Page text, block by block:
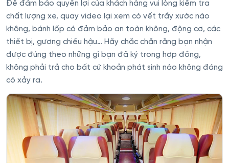
Để đảm bảo quyền lợi của khách hàng vui lòng kiểm tra
chất lượng xe, quay video lại xem có vết trầy xước nào
không, bánh lốp có đảm bảo an toàn không, động cơ, các
thiết bị, gương chiếu hậu… Hãy chắc chắn rằng bạn nhận
được đúng theo những gì bạn đã ký trong hợp đồng,
không phải trả cho bất cứ khoản phát sinh nào không đáng
có xảy ra.